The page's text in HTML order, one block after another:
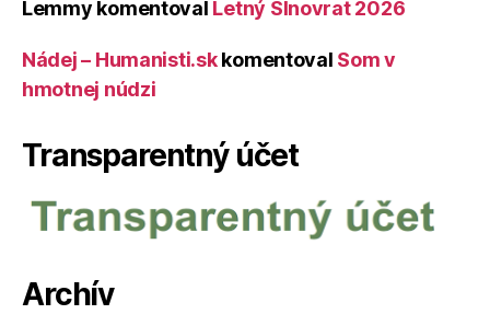
Lemmy komentoval Letný Slnovrat 2026
Nádej – Humanisti.skkomentoval Som v
hmotnej núdzi
Transparentný účet
Archív